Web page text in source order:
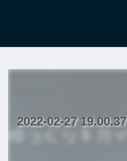
2022-02-27 19.00.37